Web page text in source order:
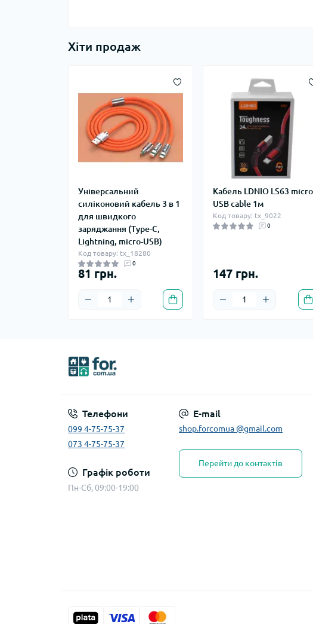
Хіти продаж
Універсальний
силіконовий кабель 3 в 1
для швидкого
заряджання (Type-C,
Lightning, micro-USB)
Код товару: tx_18280
0
81 грн.
Кабель LDNIO LS63 micro
USB cable 1м
Код товару: tx_9022
0
147 грн.
Телефони
099 4-75-75-37
073 4-75-75-37
Графік роботи
Пн-Сб, 09:00-19:00
E-mail
shop.forcomua @gmail.com
Перейти до контактів